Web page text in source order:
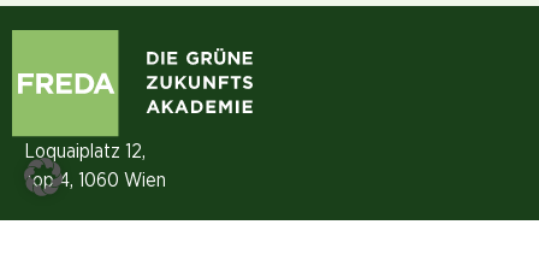
Loquaiplatz 12,
Top 4, 1060 Wien